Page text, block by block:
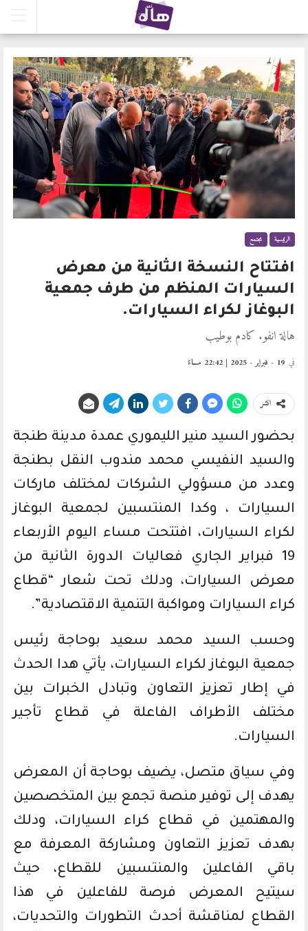
الرئيسية مجتمع
افتتاح النسخة الثانية من معرض
السيارات المنظم من طرف جمعية
البوغاز لكراء السيارات.
هالة انفو. كادم بوطيب
في 19 - فبراير - 2025 | 22:42 مساءً
انشر
بحضور السيد منير الليموري عمدة مدينة طنجة
والسيد النفيسي محمد مندوب النقل بطنجة
وعدد من مسؤولي الشركات لمختلف ماركات
السيارات ، وكدا المنتسبين لجمعية البوغاز
لكراء السيارات، افتتحت مساء اليوم الأربعاء
19 فبراير الجاري فعاليات الدورة الثانية من
معرض السيارات، ودلك تحت شعار “قطاع
كراء السيارات ومواكبة التنمية الاقتصادية”.
وحسب السيد محمد سعيد بوحاجة رئيس
جمعية البوغاز لكراء السيارات، يأتي هدا الحدث
في إطار تعزيز التعاون وتبادل الخبرات بين
مختلف الأطراف الفاعلة في قطاع تأجير
السيارات.
وفي سياق متصل، يضيف بوحاجة أن المعرض
يهدف إلى توفير منصة تجمع بين المتخصصين
والمهتمين في قطاع كراء السيارات، ودلك
بهدف تعزيز التعاون ومشاركة المعرفة مع
باقي الفاعلين والمنتسبين للقطاع، حيث
سيتيح المعرض فرصة للفاعلين في هذا
القطاع لمناقشة أحدث التطورات والتحديات،